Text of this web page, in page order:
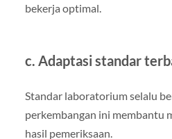
bekerja optimal.
c. Adaptasi standar
Standar laboratorium selalu
perkembangan ini membantu
hasil pemeriksaan.